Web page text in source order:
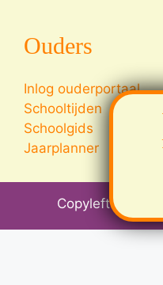
Ouders
Inlog ouderportaal
Schooltijden
Schoolgids
Jaarplanner
Copyleft © Vrije